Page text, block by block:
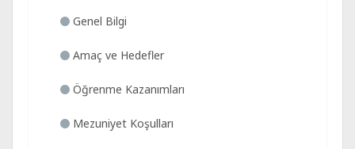
Genel Bilgi
Amaç ve Hedefler
Öğrenme Kazanımları
Mezuniyet Koşulları